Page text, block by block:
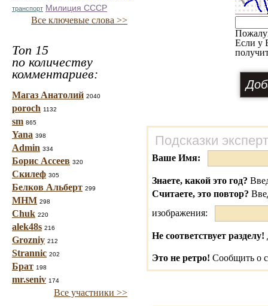
транспорт Милиция СССР
Все ключевые слова >>
Топ 15
по количеству
комментариев:
Магаз Анатолий 2040
poroch 1132
sm 865
Yana 398
Admin 334
Борис Ассеев 320
Скилеф 305
Белков Альберт 299
МНМ 298
Chuk 220
alek48s 216
Grozniy 212
Strannic 202
Брат 198
mr.seniv 174
Все участники >>
Если у
Подсказки
Ваше Имя:
Знаете, какой это год?
Считаете, это повтор?
изображения:
Не соответствует разделу!
Это не ретро! Сообщить о